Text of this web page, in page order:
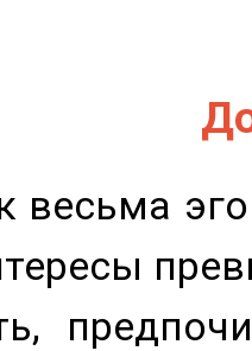
весьма